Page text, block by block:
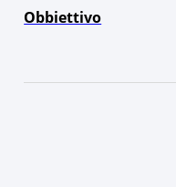
Obbiettivo